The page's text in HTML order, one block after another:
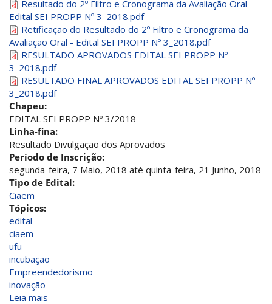
Resultado do 2º Filtro e Cronograma da Avaliação Oral -
Edital SEI PROPP Nº 3_2018.pdf
Retificação do Resultado do 2º Filtro e Cronograma da
Avaliação Oral - Edital SEI PROPP Nº 3_2018.pdf
RESULTADO APROVADOS EDITAL SEI PROPP Nº
3_2018.pdf
RESULTADO FINAL APROVADOS EDITAL SEI PROPP Nº
3_2018.pdf
Chapeu:
EDITAL SEI PROPP Nº 3/2018
Linha-fina:
Resultado Divulgação dos Aprovados
Período de Inscrição:
segunda-feira, 7 Maio, 2018 até quinta-feira, 21 Junho, 2018
Tipo de Edital:
Ciaem
Tópicos:
edital
ciaem
ufu
incubação
Empreendedorismo
inovação
Leia mais